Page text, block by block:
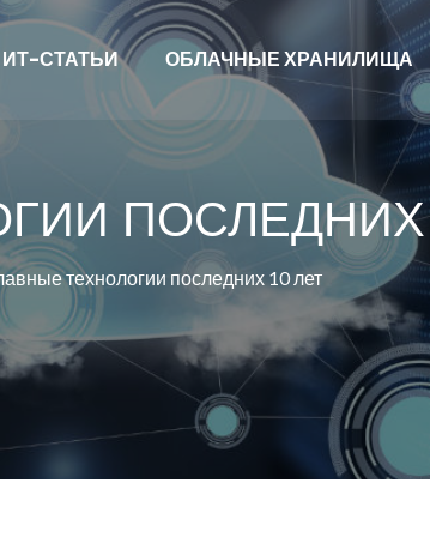
ИТ-СТАТЬИ ОБЛАЧНЫЕ ХРАНИЛИЩА
ПОСЛЕДНИХ
технологии последних 10 лет